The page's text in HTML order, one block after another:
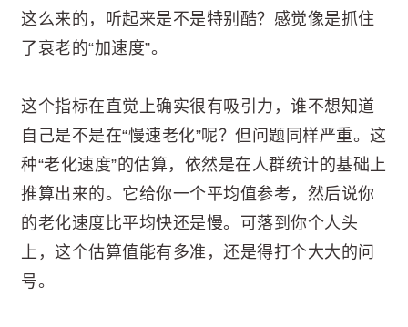
这么来的，听起来是不是特别酷？感觉像是抓住
了衰老的“加速度”。
这个指标在直觉上确实很有吸引力，谁不想知道
自己是不是在“慢速老化”呢？但问题同样严重。这
种“老化速度”的估算，依然是在人群统计的基础上
推算出来的。它给你一个平均值参考，然后说你
的老化速度比平均快还是慢。可落到你个人头
上，这个估算值能有多准，还是得打个大大的问
号。